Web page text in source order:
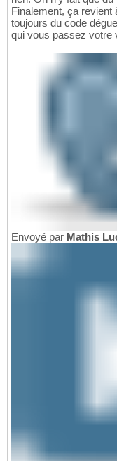
Finalement, ça revient
toujours du code
qui vous passez votre
Envoyé par Mathis